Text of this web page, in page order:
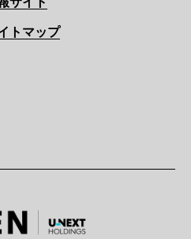
トマップ